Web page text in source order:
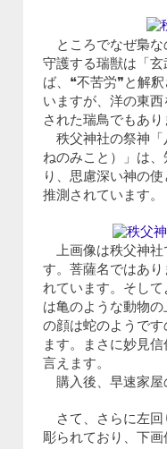
ところでなぜ梟な
守護する瑞獣は「玄
ば、❝不苦労❞と解
いますが、洋の東
された瑞鳥でもあり
秩父神社の祭神「
ねのみこと）」は
り、思慮深い神の
推測されています。
上画像は秩父神社
す。菩薩名ではあ
れています。そし
は亀のような動物
の顔は蛇のようで
ます。まさに妙見
言えます。
購入後、早速家屋
さて、さらに左回
彫られており、下